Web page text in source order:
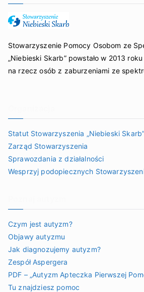
Stowarzyszenie Pomocy Osobom ze
„Niebieski Skarb” powstało w 2013
na rzecz osób z zaburzeniami ze
Statut Stowarzyszenia „Niebieski Skarb”
Zarząd Stowarzyszenia
Sprawozdania z działalności
Wesprzyj podopiecznych
Czym jest autyzm?
Objawy autyzmu
Jak diagnozujemy autyzm?
Zespół Aspergera
PDF – „Autyzm Apteczka Pierwszej
Tu znajdziesz pomoc